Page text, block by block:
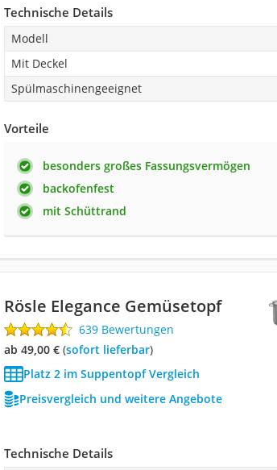
Technische Details
Modell
Mit Deckel
Spülmaschinengeeignet
Vorteile
besonders großes Fassungsvermögen
backofenfest
mit Schüttrand
Rösle Elegance Gemüsetopf
639 Bewertungen
ab 49,00 €( Sofort lieferbar)
Platz 2 im Suppentopf Vergleich
Preisvergleich und weitere Angebote
Technische Details